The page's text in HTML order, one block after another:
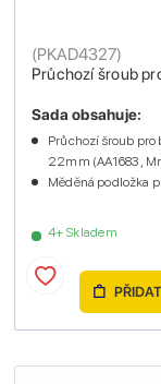
Průchozí šroub
(PKAD4327)
4+ Skladem
Sada obsahuje:
Průchozí šroub pro
22mm (AA1683 ,
Měděná podložka